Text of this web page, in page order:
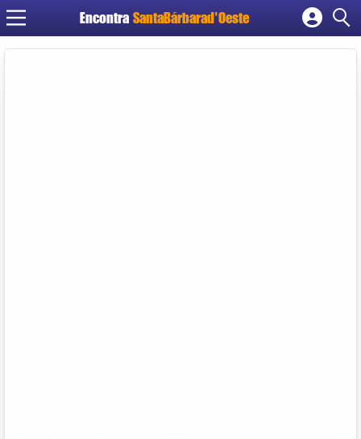
Encontra SantaBárbarad'Oeste
Cadastrar empresa